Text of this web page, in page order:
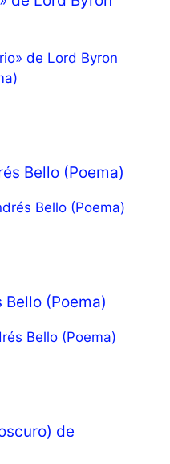
Bello (Poema)
Bello (Poema)
de